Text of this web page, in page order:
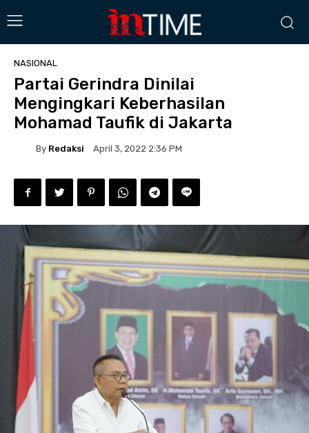
NASIONAL
Partai Gerindra Dinilai
Mengingkari Keberhasilan
Mohamad Taufik di Jakarta
By Redaksi April 3, 2022 2:36 PM